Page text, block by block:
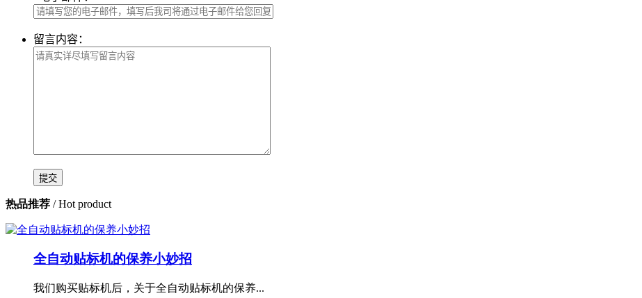
留言内容：
热品推荐 / Hot product
全自动贴标机的保养小妙招
我们购买贴标机后，关于全自动贴标机的保养...